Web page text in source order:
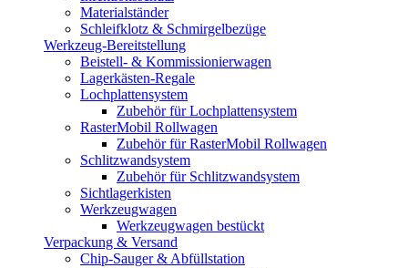
Materialständer
Schleifklotz & Schmirgelbezüge
Werkzeug-Bereitstellung
Beistell- & Kommissionierwagen
Lagerkästen-Regale
Lochplattensystem
Zubehör für Lochplattensystem
RasterMobil Rollwagen
Zubehör für RasterMobil Rollwagen
Schlitzwandsystem
Zubehör für Schlitzwandsystem
Sichtlagerkisten
Werkzeugwagen
Werkzeugwagen bestückt
Verpackung & Versand
Chip-Sauger & Abfüllstation